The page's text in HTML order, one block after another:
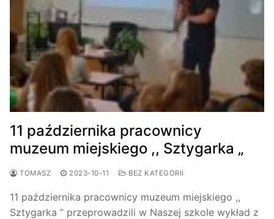
11 października pracownicy
muzeum miejskiego ,, Sztygarka „
TOMASZ 2023-10-11 BEZ KATEGORII
11 października pracownicy muzeum miejskiego ,,
Sztygarka ” przeprowadzili w Naszej szkole wykład z